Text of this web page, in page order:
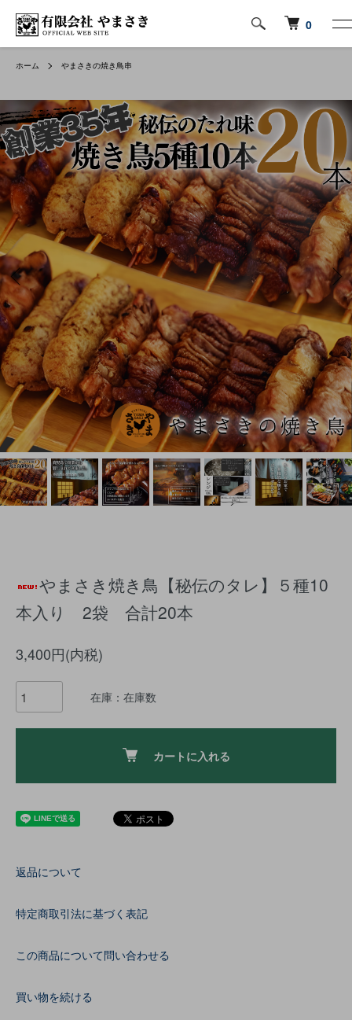
0
ホーム やまさきの焼き鳥串
やまさき焼き鳥【秘伝のタレ】５種10
本入り 2袋 合計20本
3,400円(内税)
在庫：在庫数
カートに入れる
返品について
特定商取引法に基づく表記
この商品について問い合わせる
買い物を続ける